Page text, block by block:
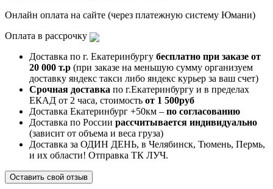
Онлайн оплата на сайте (через платежную систему Юмани)
Оплата в рассрочку
Доставка по г. Екатеринбургу бесплатно при заказе от
20 000 т.р (при заказе на меньшую сумму организуем
доставку яндекс такси либо яндекс курьер за ваш счет)
Срочная доставка по г.Екатеринбургу и в пределах
ЕКАД от 2 часа, стоимость от 1 500руб
Доставка Екатеринбург +50км – по согласованию
Доставка по России рассчитывается индивидуально
(зависит от объема и веса груза)
Доставка за ОДИН ДЕНЬ, в Челябинск, Тюмень, Пермь,
и их области! Отправка ТК ЛУЧ.
Оставить свой отзыв